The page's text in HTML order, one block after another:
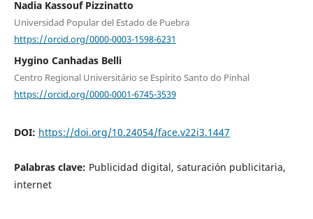
Nadia Kassouf Pizzinatto
Universidad Popular del Estado de Puebra
https://orcid.org/0000-0003-1598-6231
Hygino Canhadas Belli
Centro Regional Universitário se Espírito Santo do Pinhal
https://orcid.org/0000-0001-6745-3539
DOI: https://doi.org/10.24054/face.v22i3.1447
Palabras clave: Publicidad digital, saturación publicitaria,
internet